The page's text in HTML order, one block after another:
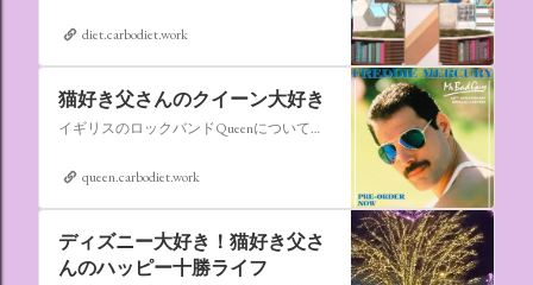
diet.carbodiet.work
猫好き父さんのクイーン大好き
イギリスのロックバンドQueenについての情報をアップします。
queen.carbodiet.work
ディズニー大好き！猫好き父さ
んのハッピー十勝ライフ